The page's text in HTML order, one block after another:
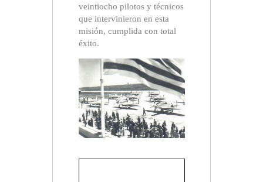
veintiocho pilotos y técnicos
que intervinieron en esta
misión, cumplida con total
éxito.